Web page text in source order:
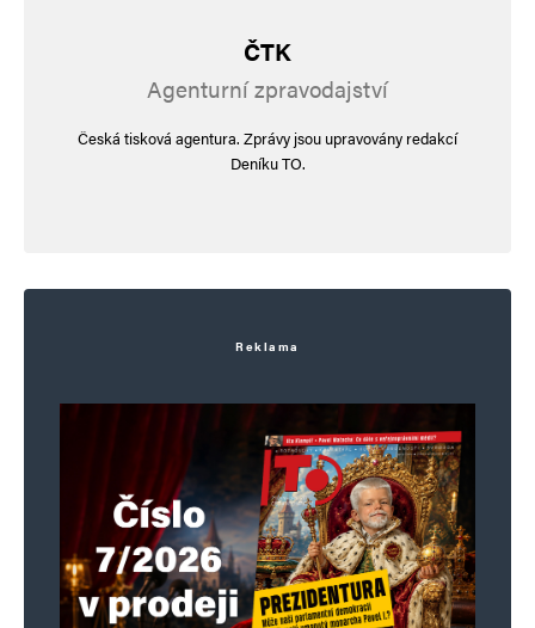
Webová stránka
Uložit do prohlížeče jméno, e-mail a webovou stránku pro budoucí
ČTK
Agenturní zpravodajství
Česká tisková agentura. Zprávy jsou upravovány redakcí
Deníku TO.
Reklama